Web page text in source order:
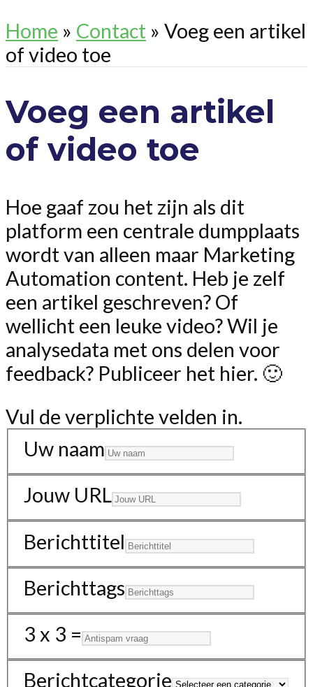
Home » Contact » Voeg een artikel
of video toe
Voeg een artikel
of video toe
Hoe gaaf zou het zijn als dit
platform een centrale dumpplaats
wordt van alleen maar Marketing
Automation content. Heb je zelf
een artikel geschreven? Of
wellicht een leuke video? Wil je
analysedata met ons delen voor
feedback? Publiceer het hier. 🙂
Vul de verplichte velden in.
Uw naam
Jouw URL
Berichttitel
Berichttags
3 x 3 =
Berichtcategorie